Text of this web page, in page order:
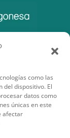
como las
del dispositivo. El
datos como
únicas en este
afectar